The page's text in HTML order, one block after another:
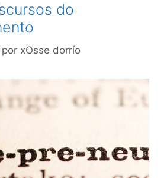
do
por xOsse dorrío